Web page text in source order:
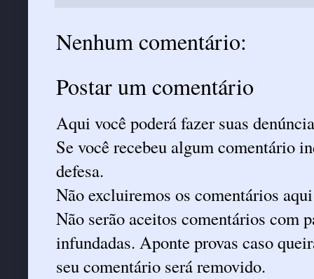
Nenhum comentário:
Postar um comentário
Aqui você poderá fazer suas
Se você recebeu algum comentário
defesa.
Não excluiremos os comentários
Não serão aceitos comentários com
infundadas. Aponte provas caso
seu comentário será removido.